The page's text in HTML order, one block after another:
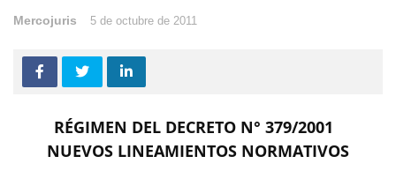
Mercojuris 5 de octubre de 2011
RÉGIMEN DEL DECRETO N° 379/2001
NUEVOS LINEAMIENTOS NORMATIVOS